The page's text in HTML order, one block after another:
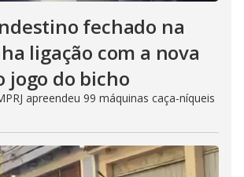
fechado na
ligação com a nova
jogo do bicho
apreendeu 99 máquinas caça-níqueis